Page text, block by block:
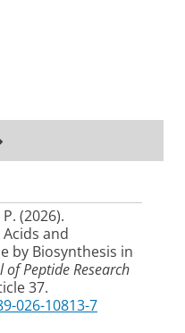
(2026).
and
by Biosynthesis in
Peptide Research
37.
026-10813-7